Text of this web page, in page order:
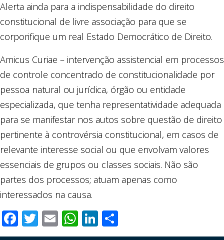
Alerta ainda para a indispensabilidade do direito
constitucional de livre associação para que se
corporifique um real Estado Democrático de Direito.
Amicus Curiae – intervenção assistencial em processos
de controle concentrado de constitucionalidade por
pessoa natural ou jurídica, órgão ou entidade
especializada, que tenha representatividade adequada
para se manifestar nos autos sobre questão de direito
pertinente à controvérsia constitucional, em casos de
relevante interesse social ou que envolvam valores
essenciais de grupos ou classes sociais. Não são
partes dos processos; atuam apenas como
interessados na causa.
Facebook
Twitter
EmailWhatsApp
LinkedIn